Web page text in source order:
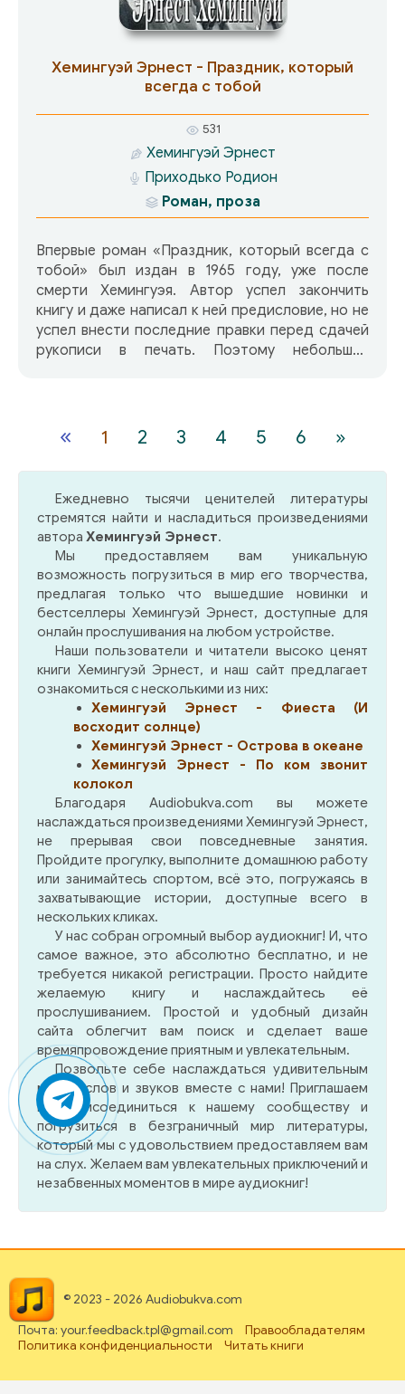
Хемингуэй Эрнест - Праздник, который
всегда с тобой
531
Хемингуэй Эрнест
Приходько Родион
Роман, проза
Впервые роман «Праздник, который всегда с
тобой» был издан в 1965 году, уже после
смерти Хемингуэя. Автор успел закончить
книгу и даже написал к ней предисловие, но не
успел внести последние правки перед сдачей
рукописи в печать. Поэтому небольшие
в кафе романы, брал книги в книжной лавке
«Шекспир и компания», которая одновременно
была и библиотекой. Он дружил с Ф. Скотт
Фитцжеральдом и Эзра Паунд, беседовал о
книгах с Гертрудой Штайн, обедал с
Джеймсом Джойсом, пил коньяк с Ф. Мэддокс
Форд. Воспоминания о днях, проведенных в
Париже — одна из лучших книг Хемингуэя.
« 1 2 3 4 5 6 »
Ежедневно тысячи ценителей литературы
стремятся найти и насладиться произведениями
автора Хемингуэй Эрнест.
Мы предоставляем вам уникальную
возможность погрузиться в мир его творчества,
предлагая только что вышедшие новинки и
бестселлеры Хемингуэй Эрнест, доступные для
онлайн прослушивания на любом устройстве.
Наши пользователи и читатели высоко ценят
книги Хемингуэй Эрнест, и наш сайт предлагает
ознакомиться с несколькими из них:
Хемингуэй Эрнест - Фиеста (И
восходит солнце)
Хемингуэй Эрнест - Острова в океане
Хемингуэй Эрнест - По ком звонит
колокол
Благодаря Audiobukva.com вы можете
наслаждаться произведениями Хемингуэй Эрнест,
не прерывая свои повседневные занятия.
Пройдите прогулку, выполните домашнюю работу
или занимайтесь спортом, всё это, погружаясь в
захватывающие истории, доступные всего в
нескольких кликах.
У нас собран огромный выбор аудиокниг! И, что
самое важное, это абсолютно бесплатно, и не
требуется никакой регистрации. Просто найдите
желаемую книгу и наслаждайтесь её
прослушиванием. Простой и удобный дизайн
сайта облегчит вам поиск и сделает ваше
времяпровождение приятным и увлекательным.
Позвольте себе наслаждаться удивительным
миром слов и звуков вместе с нами! Приглашаем
вас присоединиться к нашему сообществу и
погрузиться в безграничный мир литературы,
который мы с удовольствием предоставляем вам
на слух. Желаем вам увлекательных приключений и
незабвенных моментов в мире аудиокниг!
© 2023 - 2026 Audiobukva.com
Почта: your.feedback.tpl@gmail.com
Правообладателям
Политика конфиденциальности
Читать книги